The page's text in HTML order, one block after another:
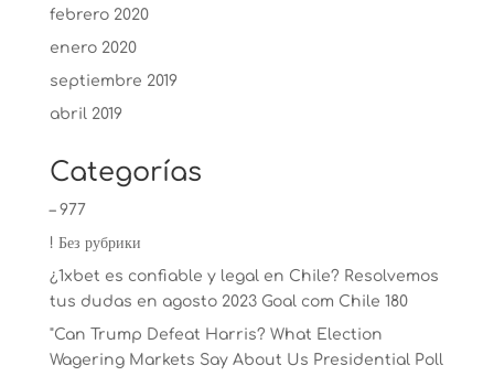
febrero 2020
enero 2020
septiembre 2019
abril 2019
Categorías
– 977
! Без рубрики
¿1xbet es confiable y legal en Chile? Resolvemos
tus dudas en agosto 2023 Goal com Chile 180
"Can Trump Defeat Harris? What Election
Wagering Markets Say About Us Presidential Poll